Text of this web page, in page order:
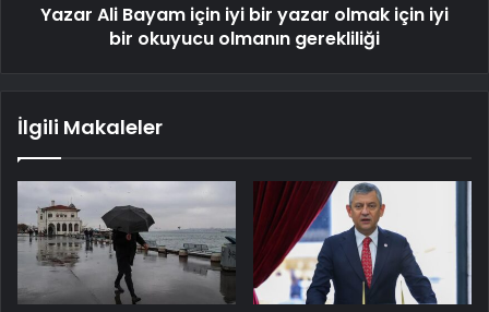
Yazar Ali Bayam için iyi bir yazar olmak için iyi
bir okuyucu olmanın gerekliliği
İlgili Makaleler